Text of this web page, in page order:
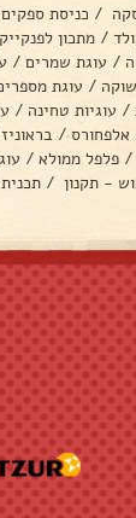
/ כניסת ספקים
/ מתכון לפנקייק
/ עוגת שמרים /
/ עוגת
/ עוגיות טחינה /
אלפחורס/ בראוניז
/ פלפל ממולא /
- תקנון /